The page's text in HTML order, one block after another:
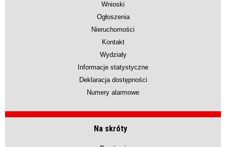
Wnioski
Ogłoszenia
Nieruchomości
Kontakt
Wydziały
Informacje statystyczne
Deklaracja dostępności
Numery alarmowe
Na skróty